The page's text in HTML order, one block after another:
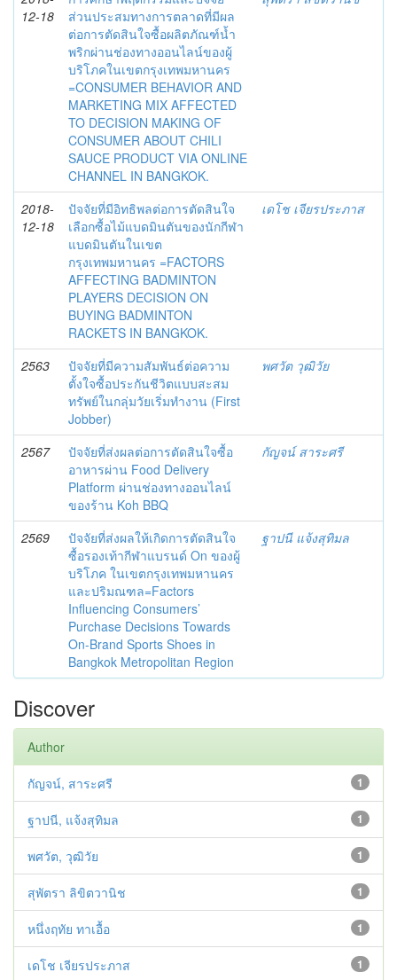
12-18
ส่วนประสมทางการตลาดที่มีผล
ต่อการตัดสินใจซื้อผลิตภัณฑ์น้ำ
พริกผ่านช่องทางออนไลน์ของผู้
บริโภคในเขตกรุงเทพมหานคร
=CONSUMER BEHAVIOR AND
MARKETING MIX AFFECTED
TO DECISION MAKING OF
CONSUMER ABOUT CHILI
SAUCE PRODUCT VIA ONLINE
CHANNEL IN BANGKOK.
2018-
12-18
ปัจจัยที่มีอิทธิพลต่อการตัดสินใจ
เลือกซื้อไม้แบดมินตันของนักกีฬา
แบดมินตันในเขต
กรุงเทพมหานคร =FACTORS
AFFECTING BADMINTON
PLAYERS DECISION ON
BUYING BADMINTON
RACKETS IN BANGKOK.
เดโช เจียรประภาส
2563
ปัจจัยที่มีความสัมพันธ์ต่อความ
ตั้งใจซื้อประกันชีวิตแบบสะสม
ทรัพย์ในกลุ่มวัยเริ่มทำงาน (First
Jobber)
พศวัต วุฒิวัย
2567
ปัจจัยที่ส่งผลต่อการตัดสินใจซื้อ
อาหารผ่าน Food Delivery
Platform ผ่านช่องทางออนไลน์
ของร้าน Koh BBQ
กัญจน์ สาระศรี
2569
ปัจจัยที่ส่งผลให้เกิดการตัดสินใจ
ซื้อรองเท้ากีฬาแบรนด์ On ของผู้
บริโภค ในเขตกรุงเทพมหานคร
และปริมณฑล=Factors
Influencing Consumers’
Purchase Decisions Towards
On-Brand Sports Shoes in
Bangkok Metropolitan Region
ฐาปนี แจ้งสุทิมล
Discover
Author
1
กัญจน์, สาระศรี
1
ฐาปนี, แจ้งสุทิมล
1
พศวัต, วุฒิวัย
1
สุพัตรา ลิขิตวานิช
1
หนึ่งฤทัย ทาเอื้อ
1
เดโช เจียรประภาส